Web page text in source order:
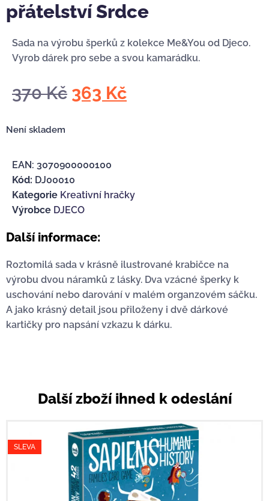
přátelství Srdce
Sada na výrobu šperků z kolekce Me&You od Djeco.
Vyrob dárek pro sebe a svou kamarádku.
370Kč 363 Kč
Není skladem
EAN: 3070900000100
Kód: DJ00010
Kategorie Kreativní hračky
Výrobce DJECO
Další informace:
Roztomilá sada v krásně ilustrované krabičce na
výrobu dvou náramků z lásky. Dva vzácné šperky k
uschování nebo darování v malém organzovém sáčku.
A jako krásný detail jsou přiloženy i dvě dárkové
kartičky pro napsání vzkazu k dárku.
Další zboží ihned k odeslání
SLEVA